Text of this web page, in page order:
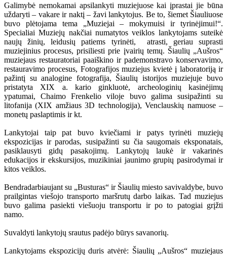
Galimybė nemokamai apsilankyti muziejuose kai įprastai jie būna
uždaryti – vakare ir naktį – žavi lankytojus. Be to, šiemet Šiauliuose
buvo plėtojama tema „Muziejai – mokymuisi ir tyrinėjimui!“.
Specialiai Muziejų nakčiai numatytos veiklos lankytojams suteikė
naujų žinių, leidusių patiems tyrinėti, atrasti, geriau suprasti
muziejinius procesus, prisiliesti prie įvairių temų. Šiaulių „Aušros“
muziejaus restauratoriai paaiškino ir pademonstravo konservavimo,
restauravimo procesus, Fotografijos muziejus kvietė į laboratoriją ir
pažintį su analogine fotografija, Šiaulių istorijos muziejuje buvo
pristatyta XIX a. kario ginkluotė, archeologinių kasinėjimų
ypatumai, Chaimo Frenkelio viloje buvo galima susipažinti su
litofanija (XIX amžiaus 3D technologija), Venclauskių namuose –
monetų paslaptimis ir kt.
Lankytojai taip pat buvo kviečiami ir patys tyrinėti muziejų
ekspozicijas ir parodas, susipažinti su čia saugomais eksponatais,
pasiklausyti gidų pasakojimų. Lankytojų laukė ir vakarinės
edukacijos ir ekskursijos, muzikiniai jaunimo grupių pasirodymai ir
kitos veiklos.
Bendradarbiaujant su „Busturas“ ir Šiaulių miesto savivaldybe, buvo
prailgintas viešojo transporto maršrutų darbo laikas. Tad muziejus
buvo galima pasiekti viešuoju transportu ir po to patogiai grįžti
namo.
Suvaldyti lankytojų srautus padėjo būrys savanorių.
Lankytojams ekspozicijų duris atvėrė: Šiaulių „Aušros“ muziejaus